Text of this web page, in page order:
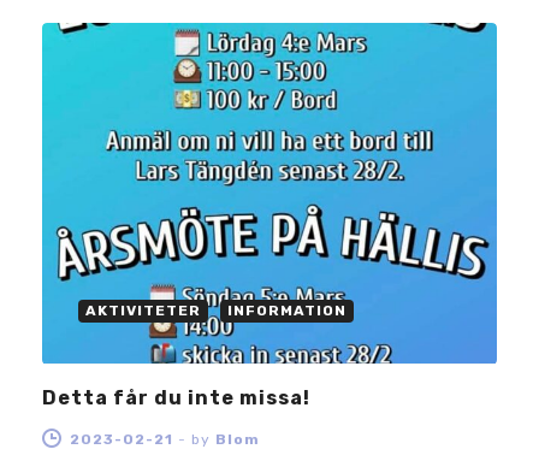
AKTIVITETER INFORMATION
Detta får du inte missa!
2023-02-21 - by Blom